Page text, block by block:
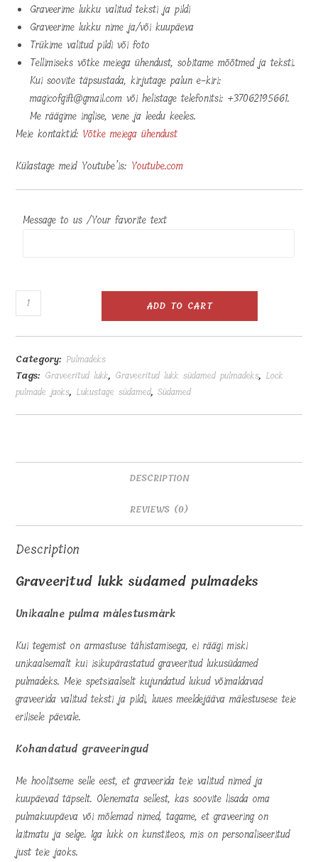
Graveerime lukku valitud teksti ja pildi
Graveerime lukku nime ja/või kuupäeva
Trükime valitud pildi või foto
Tellimiseks võtke meiega ühendust, sobitame mõõtmed ja teksti.
Kui soovite täpsustada, kirjutage palun e-kiri:
magicofgift@gmail.com või helistage telefonitsi: +37062195661.
Me räägime inglise, vene ja leedu keeles.
Meie kontaktid: Võtke meiega ühendust
Külastage meid Youtube’is: Youtube.com
Message to us /Your favorite text
Graveeritud
lukk
südamed
pulmadeks
quantity
ADD TO CART
Category: Pulmadeks
Tags: Graveeritud lukk, Graveeritud lukk südamed pulmadeks, Lock
pulmade jaoks, Lukustage südamed,Südamed
DESCRIPTION
REVIEWS (0)
Description
Graveeritud lukk südamed pulmadeks
Unikaalne pulma mälestusmärk
Kui tegemist on armastuse tähistamisega, ei räägi miski
unikaalsemalt kui isikupärastatud graveeritud lukusüdamed
pulmadeks. Meie spetsiaalselt kujundatud lukud võimaldavad
graveerida valitud teksti ja pildi, luues meeldejääva mälestusese teie
erilisele päevale.
Kohandatud graveeringud
Me hoolitseme selle eest, et graveerida teie valitud nimed ja
kuupäevad täpselt. Olenemata sellest, kas soovite lisada oma
pulmakuupäeva või mõlemad nimed, tagame, et graveering on
laitmatu ja selge. Iga lukk on kunstiteos, mis on personaliseeritud
just teie jaoks.